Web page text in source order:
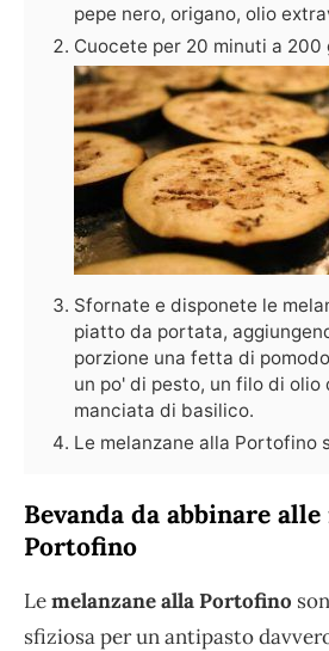
pepe nero, origano, olio
Cuocete per 20 minuti a 200
Sfornate e disponete le
piatto da portata,
porzione una fetta di
un po' di pesto, un filo di olio
manciata di basilico.
Le melanzane alla Portofino
Bevanda da abbinare
Portofino
Lemelanzane alla Portofino
sfiziosa per un antipasto